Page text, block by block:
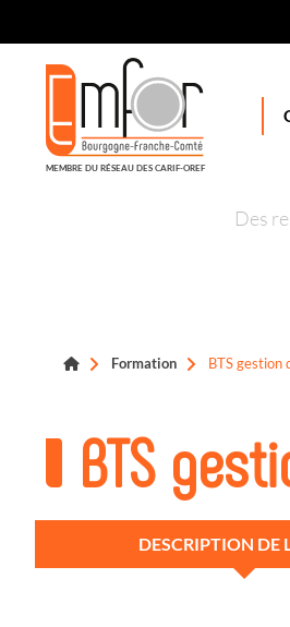
MEMBRE DU RÉSEAU DES CARIF-OREF
Des
Formation BTS gestion
BTS
DESCRIPTION DE